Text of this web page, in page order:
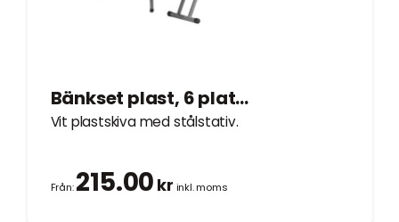
Bänkset plast, 6 platser, 1,8m
Vit plastskiva med stålstativ.
Från:215.00 kr inkl. moms